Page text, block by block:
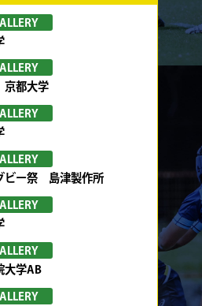
都大学
ビー祭 島津製作所
学AB